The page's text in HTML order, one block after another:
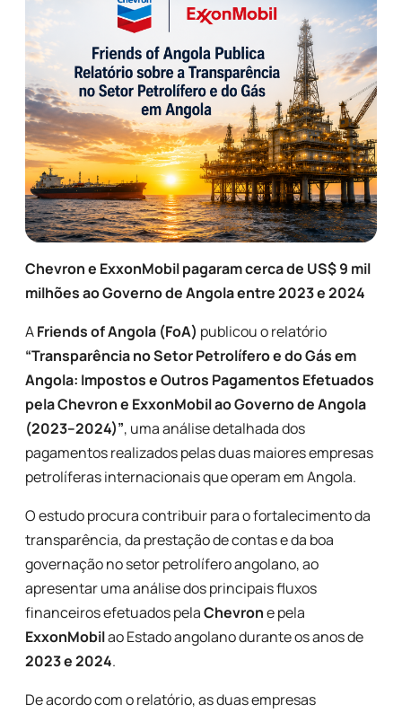
Chevron e ExxonMobil pagaram cerca de US$ 9 mil
milhões ao Governo de Angola entre 2023 e 2024
AFriends of Angola (FoA) publicou o relatório
“Transparência no Setor Petrolífero e do Gás em
Angola: Impostos e Outros Pagamentos Efetuados
pela Chevron e ExxonMobil ao Governo de Angola
(2023–2024)”, uma análise detalhada dos
pagamentos realizados pelas duas maiores empresas
petrolíferas internacionais que operam em Angola.
O estudo procura contribuir para o fortalecimento da
transparência, da prestação de contas e da boa
governação no setor petrolífero angolano, ao
apresentar uma análise dos principais fluxos
financeiros efetuados pelaChevrone pela
ExxonMobilao Estado angolano durante os anos de
2023 e 2024.
De acordo com o relatório, as duas empresas